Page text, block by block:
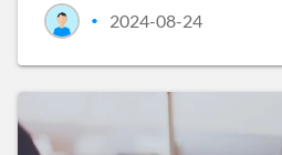
• 2024-08-24